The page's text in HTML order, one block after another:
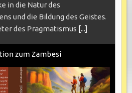
in die Natur des
und die Bildung des Geistes.
des Pragmatismus [...]
zum Zambesi